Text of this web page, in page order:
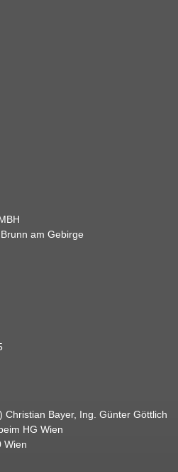
am Gebirge
Bayer, Ing. Günter Göttlich
HG Wien
Wien